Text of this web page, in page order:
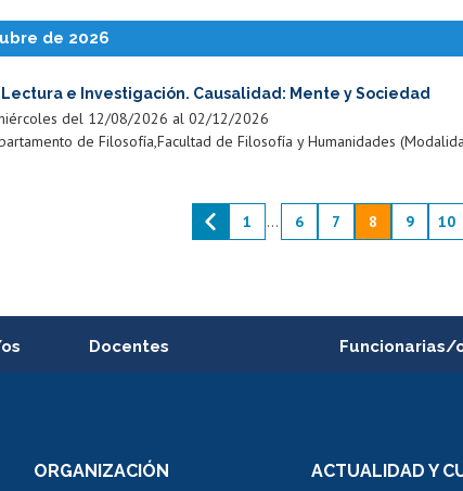
de 2026
e Investigación. Causalidad: Mente y Sociedad
del 12/08/2026 al 02/12/2026
de Filosofía,Facultad de Filosofía y Humanidades
1 ... 6 7 8 9 10
Docentes
Perfeccionamiento
Funcionarias/
Portal de
ORGANIZACIÓN ACTUALIDAD Y